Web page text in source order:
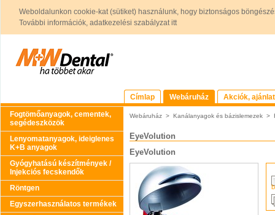
Weboldalunkon cookie-kat (sütiket) használunk, hogy biztonságos
További információk, adatkezelési szabályzat itt
Címlap Webáruház
Akciók,
Fogtömőanyagok, cementek,
segédeszközök
Lenyomatanyagok, ideiglenes
K+B anyagok
Gyógyhatású készítmények /
Injekciós fecskendők
Röntgen
Egyszerhasználatos termékek
Webáruház > Kanálanyagok és bázislemezek >
EyeVolution
EyeVolution